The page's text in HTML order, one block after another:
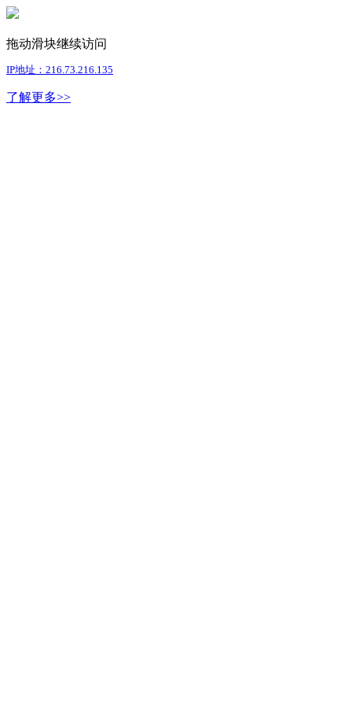
拖动滑块继续访问
IP地址：216.73.216.135
了解更多>>